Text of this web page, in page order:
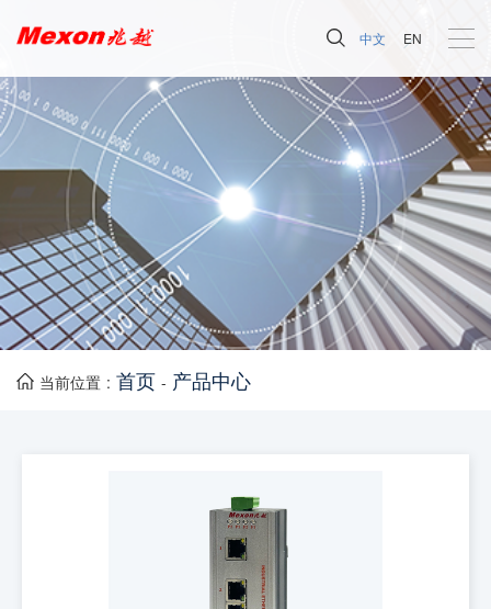
中文 EN
当前位置 : 首页 - 产品中心